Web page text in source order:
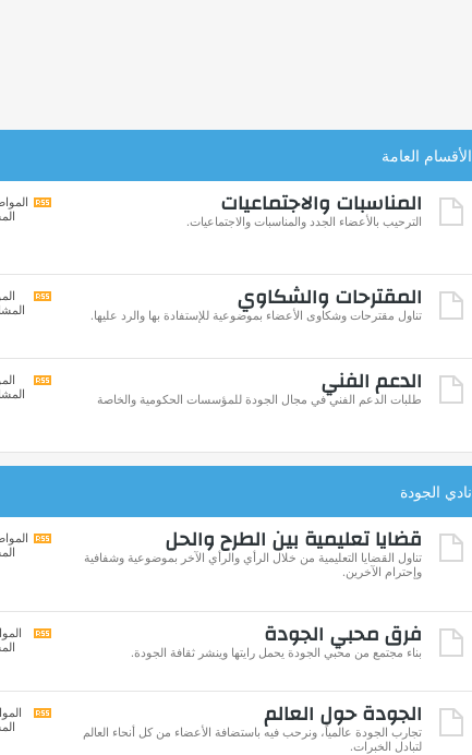
الأقسام العامة
المناسبات والاجتماعيات
الترحيب بالأعضاء الجدد والمناسبات والاجتماعيات.
المقترحات والشكاوي
تناول مقترحات وشكاوى الأعضاء بموضوعية للإستفادة بها والرد عليها.
الدعم الفني
طلبات الدعم الفني في مجال الجودة للمؤسسات الحكومية والخاصة
نادي الجودة
قضايا تعليمية بين الطرح والحل
تناول القضايا التعليمية من خلال الرأي والرأي الآخر بموضوعية وشفافية
وإحترام الآخرين.
فرق محبي الجودة
بناء مجتمع من محبي الجودة يحمل رايتها وينشر ثقافة الجودة.
الجودة حول العالم
تجارب الجودة عالمياً، ونرحب فيه باستضافة الأعضاء من كل أنحاء العالم
لتبادل الخبرات.